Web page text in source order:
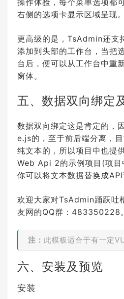
ment"
"uniqueNo":
"children": []
      },
      {
"title"
: "图形
"name" :
gement"
"children" : []
      }
  }
操作体验，每个菜单选项都
右侧的选项卡显示区域呈现。
更高级的是，TsAdmin还支
添加到头部的工作台，当把
台后，便可以从工作台中重
窗体。
五、数据双向绑定
数据双向绑定这是肯定的，
e.js的，至于前后端分离，
纯文本的，所以项目中也提
Web Api 2的示例项目(项目
你可以将文本数据替换成API
欢迎大家对TsAdmin踊跃吐
友网的QQ群：483350228。
注： 此模板适合于有一定
六、安装及预览
安装